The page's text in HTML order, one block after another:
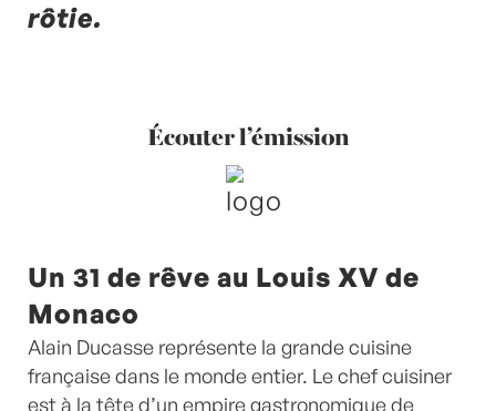
rôtie.
Écouter l’émission
Un 31 de rêve au Louis XV de
Monaco
Alain Ducasse représente la grande cuisine
française dans le monde entier. Le chef cuisiner
est à la tête d’un empire gastronomique de